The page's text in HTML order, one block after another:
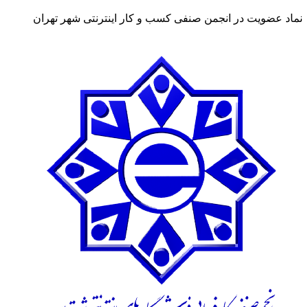
نماد عضویت در انجمن صنفی کسب و کار اینترنتی شهر تهران